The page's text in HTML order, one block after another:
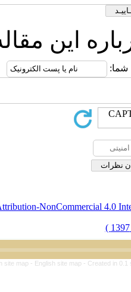
مقاله
Commons Attribution-
Persian site map -English